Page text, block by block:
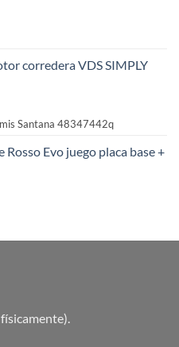
corredera VDS SIMPLY
Santana 48347442q
Evo juego placa base +